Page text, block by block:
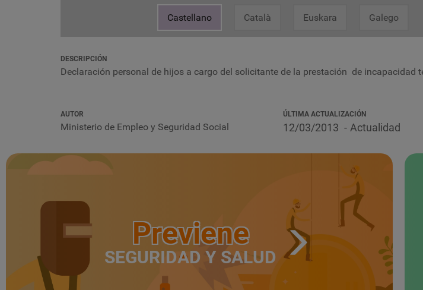
Castellano Català Euskara Galego
DESCRIPCIÓN
Declaración personal de hijos a cargo del solicitante de la prestación de incapacidad
AUTOR
Ministerio de Empleo y Seguridad Social
ÚLTIMA ACTUALIZACIÓN
12/03/2013 Actualidad
Previene
SEGURIDAD Y SALUD